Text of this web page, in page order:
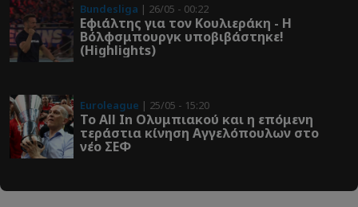
Bundesliga | 26/05 - 00:22
Εφιάλτης για τον Κουλιεράκη - Η
Βόλφσμπουργκ υποβιβάστηκε!
(Highlights)
Euroleague | 25/05 - 15:20
Το All In Ολυμπιακού και η επόμενη
τεράστια κίνηση Αγγελόπουλων στο
νέο ΣΕΦ